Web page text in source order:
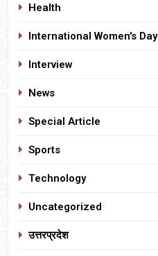
Health
International Women's Day
Interview
News
Special Article
Sports
Technology
Uncategorized
उत्तरप्रदेश